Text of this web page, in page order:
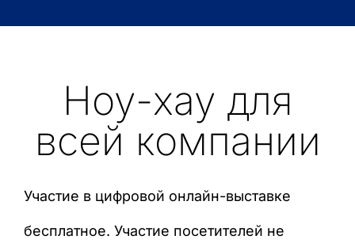
Ноу-хау для
всей компании
Участие в цифровой онлайн-выставке
бесплатное. Участие посетителей не